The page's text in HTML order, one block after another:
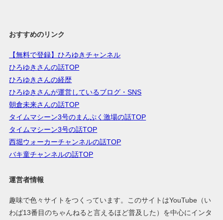
おすすめのリンク
【無料で登録】ひろゆきチャンネル
ひろゆきさんの話TOP
ひろゆきさんの経歴
ひろゆきさんが運営しているブログ・SNS
朝倉未来さんの話TOP
タイムマシーン3号のまんぷく激場の話TOP
タイムマシーン3号の話TOP
西堀ウォーカーチャンネルの話TOP
バキ童チャンネルの話TOP
運営者情報
趣味で色々サイトをつくっています。このサイトはYouTube（い
わば13番目のちゃんねると言えるほど普及した）を中心にインタ